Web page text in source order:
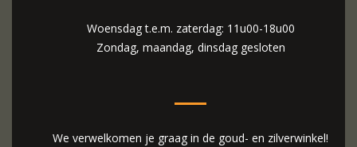
Woensdag t.e.m. zaterdag: 11u00-18u00
Zondag, maandag, dinsdag gesloten
We verwelkomen je graag in de goud- en zilverwinkel!